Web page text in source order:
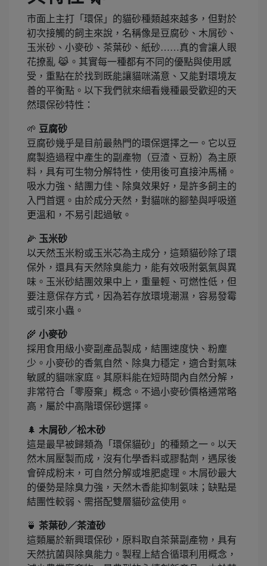
市面上主打「環保」的貓砂種類越來越多，但對於
初次接觸的飼主來說，名稱像是豆腐砂、木屑砂、
玉米砂、小麥砂、茶葉砂、紙砂……真的會讓人眼
花撩亂 😹。其實每一種都有不同的優點與使用感
受，重點在於找到既能讓貓咪滿意、又能對環境友
善的平衡點。以下我們就來細看幾種最受歡迎的天
然環保砂特性：
🌱 豆腐砂
豆腐砂幾乎是目前最熱門的環保選擇之一。它以豆
腐製造過程中產生的副產物（豆渣、豆粉）為主原
料，具有可生物分解特性，使用後可直接沖馬桶。
吸水力強、結團力佳、除臭效果好，是許多飼主的
入門首選。由於成分天然，對貓咪的腳墊與呼吸道
更溫和，不易引起過敏。
🌽 玉米砂
以天然玉米粉或玉米芯為主成分，這類貓砂除了環
保外，還具有天然除臭能力，能有效吸附氨氣與異
味。玉米砂結團效果中上，重量輕、可燃性低，但
要注意保存方式，因為若存放環境潮濕，容易發霉
或引來小蟲。
🌾 小麥砂
採用食用級小麥副產品製成，結團速度快、粉塵
少。小麥砂的香氣自然、除臭力穩定，適合對氣味
敏感的貓咪家庭。其原料能在短時間內自然分解，
非常符合「零廢棄」概念。不過小麥砂價格通常略
高，屬於中高階環保砂選擇。
🌲 木屑砂／松木砂
這是最早被歸類為「環保貓砂」的種類之一。以天
然木屑壓製而成，沒有化學香料或膠黏劑，遇尿後
會碎成粉末，可自然分解或堆肥處理。木屑砂最大
的優勢是除臭力強，天然木香能抑制氨味；缺點是
結團性較弱、需搭配雙層貓砂盆使用。
🍵 茶葉砂／茶渣砂
這類屬於新興環保砂，原料取自茶葉副產物，具有
天然抗菌與除臭能力。製程上結合循環利用概念，